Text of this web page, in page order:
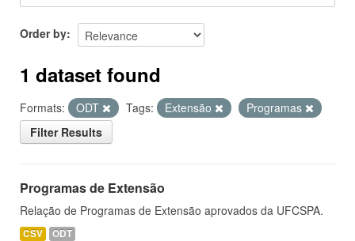
About
Order by
1 dataset found
Formats: ODT Tags: Extensão
Programas
Filter Results
Programas de Extensão
Relação de Programas de Extensão aprovados da UFCSPA.
CSV ODT